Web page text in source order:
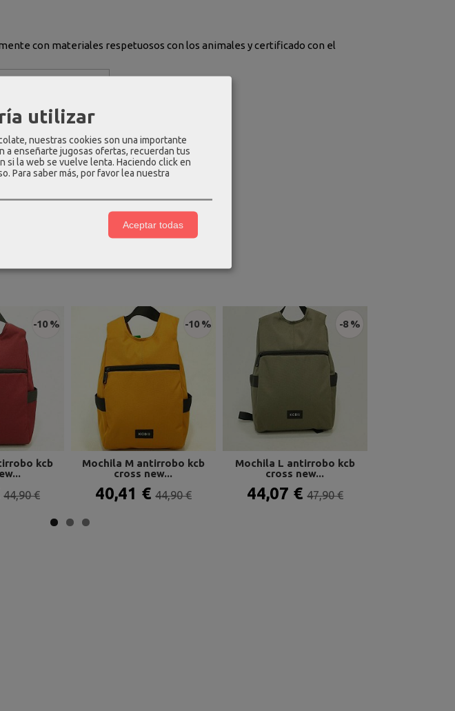
con materiales respetuosos con los animales y certificado con el
-10 %
kcb
44,90 €
-10 %
Mochila M antirrobo kcb
cross new...
40,41 € 44,90 €
-8 %
Mochila L antirrobo kcb
cross new...
44,07 € 47,90 €
utilizar
nuestras cookies son una importante
a enseñarte jugosas ofertas, recuerdan tus
si la web se vuelve lenta. Haciendo click en
Para saber más, por favor lea nuestra
Aceptar todas